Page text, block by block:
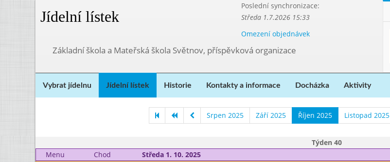
Jídelní lístek
Poslední synchronizace:
Středa 1.7.2026 15:33
Omezení objednávek
Základní škola a Mateřská škola Světnov, příspěvková organizace
Vybrat jídelnu Jídelní lístek Historie Kontakty a informace Docházka Aktivity
Srpen 2025 Září 2025 Říjen 2025 Listopad 2025
Týden 40
Menu
Chod Středa 1. 10. 2025